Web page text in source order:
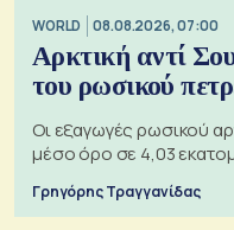
WORLD 08.08.2026, 07:00
Αρκτική αντί
του ρωσικού
Οι εξαγωγές ρωσικού
μέσο όρο σε 4,03
Γρηγόρης Τραγγανίδας